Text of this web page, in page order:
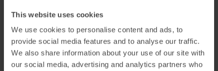
This website uses cookies
We use cookies to personalise content and ads, to
provide social media features and to analyse our traffic.
We also share information about your use of our site with
our social media, advertising and analytics partners who